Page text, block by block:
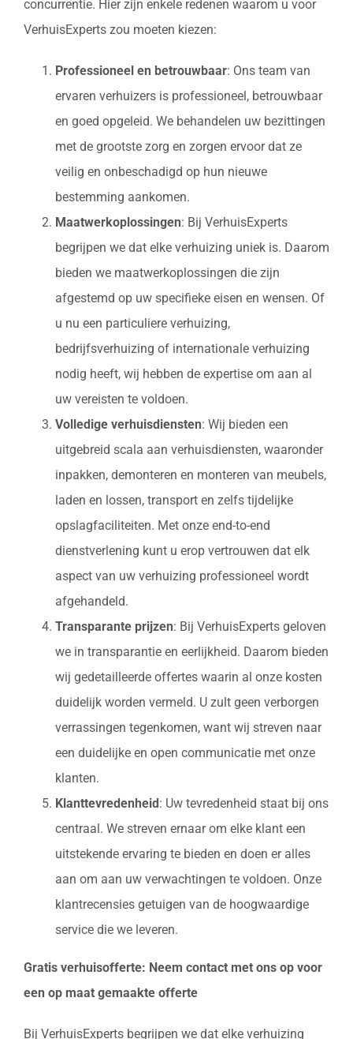
concurrentie. Hier zijn enkele redenen waarom u voor
VerhuisExperts zou moeten kiezen:
Professioneel en betrouwbaar: Ons team van
ervaren verhuizers is professioneel, betrouwbaar
en goed opgeleid. We behandelen uw bezittingen
met de grootste zorg en zorgen ervoor dat ze
veilig en onbeschadigd op hun nieuwe
bestemming aankomen.
Maatwerkoplossingen: Bij VerhuisExperts
begrijpen we dat elke verhuizing uniek is. Daarom
bieden we maatwerkoplossingen die zijn
afgestemd op uw specifieke eisen en wensen. Of
u nu een particuliere verhuizing,
bedrijfsverhuizing of internationale verhuizing
nodig heeft, wij hebben de expertise om aan al
uw vereisten te voldoen.
Volledige verhuisdiensten: Wij bieden een
uitgebreid scala aan verhuisdiensten, waaronder
inpakken, demonteren en monteren van meubels,
laden en lossen, transport en zelfs tijdelijke
opslagfaciliteiten. Met onze end-to-end
dienstverlening kunt u erop vertrouwen dat elk
aspect van uw verhuizing professioneel wordt
afgehandeld.
Transparante prijzen: Bij VerhuisExperts geloven
we in transparantie en eerlijkheid. Daarom bieden
wij gedetailleerde offertes waarin al onze kosten
duidelijk worden vermeld. U zult geen verborgen
verrassingen tegenkomen, want wij streven naar
een duidelijke en open communicatie met onze
klanten.
Klanttevredenheid : Uw tevredenheid staat bij ons
centraal. We streven ernaar om elke klant een
uitstekende ervaring te bieden en doen er alles
aan om aan uw verwachtingen te voldoen. Onze
klantrecensies getuigen van de hoogwaardige
service die we leveren.
Gratis verhuisofferte: Neem contact met ons op voor
een op maat gemaakte offerte
Bij VerhuisExperts begrijpen we dat elke verhuizing